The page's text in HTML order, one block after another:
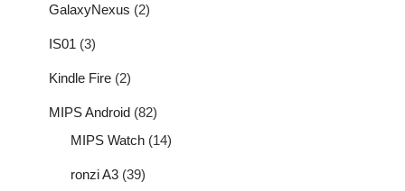
GalaxyNexus (2)
IS01 (3)
Kindle Fire (2)
MIPS Android (82)
MIPS Watch (14)
ronzi A3 (39)